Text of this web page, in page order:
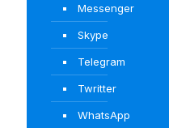
Messenger
Skype
Telegram
Twritter
WhatsApp